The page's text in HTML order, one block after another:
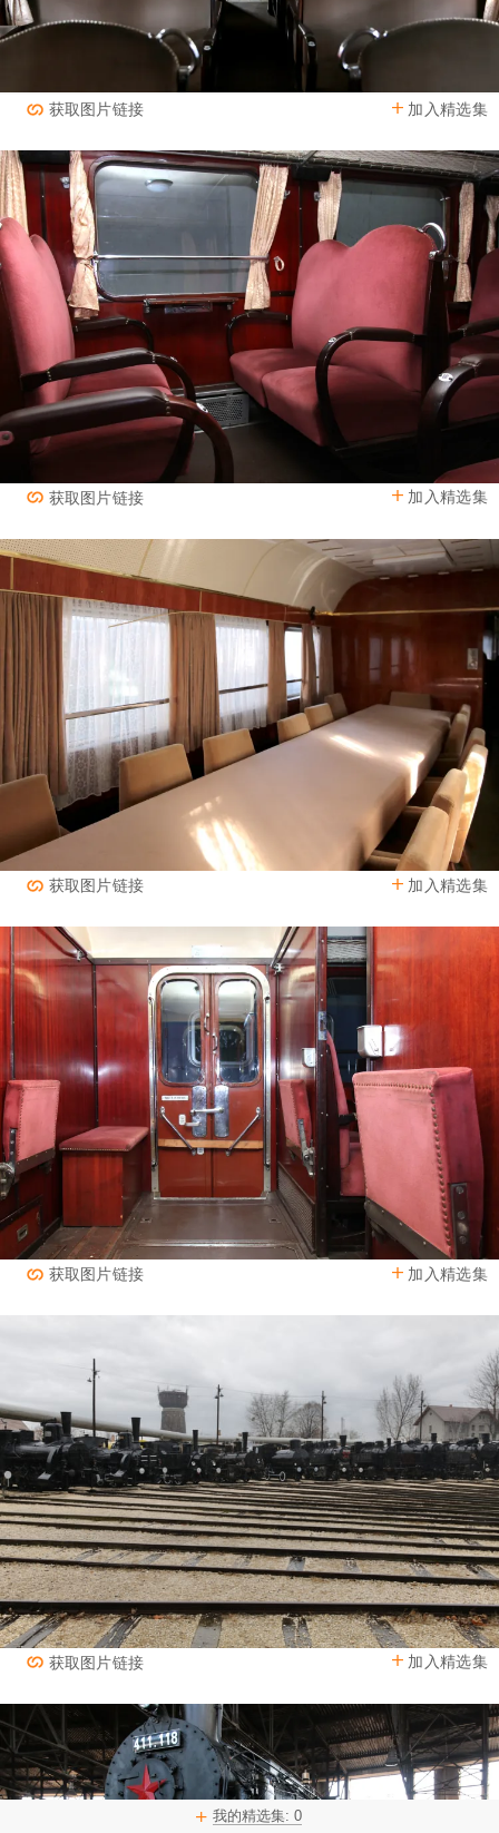
我的精选集: 0
加入精选集
获取图片链接
加入精选集
获取图片链接
加入精选集
获取图片链接
加入精选集
获取图片链接
加入精选集
获取图片链接